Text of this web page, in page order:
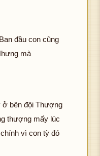
đầu con cũng
mà
ở bên đội Thượng
thượng mấy lúc
vì con tỳ đó